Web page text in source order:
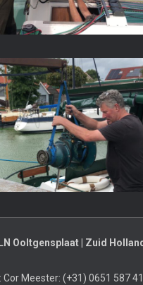
Ooltgensplaat | Zuid
Meester: (+31) 0651 587